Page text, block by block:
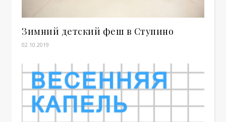
Зимний детский феш в Ступино
02.10.2019